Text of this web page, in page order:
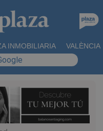
INMOBILIARIA VALÈNCIA